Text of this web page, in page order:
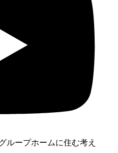
ループホームに住む考え